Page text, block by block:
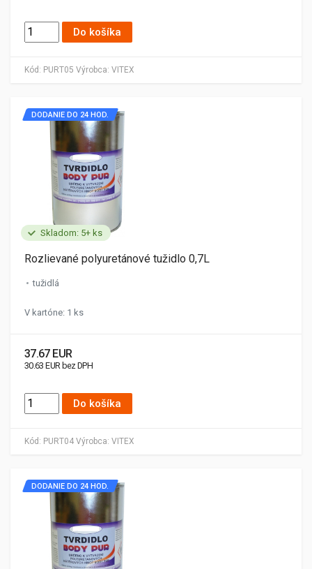
Kód: PURT05 Výrobca: VITEX
Do košíka
Skladom: 5+ ks
Kód: PURT04 Výrobca: VITEX
DODANIE DO 24 HOD.
Rozlievané polyuretánové tužidlo 0,7L
tužidlá
V kartóne: 1 ks
37.67 EUR
30.63 EUR bez DPH
Do košíka
DODANIE DO 24 HOD.